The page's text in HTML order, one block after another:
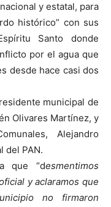
y estatal, para
histórico” con sus
Santo donde
por el agua que
desde hace casi dos
municipal de
Olivares Martínez, y
Alejandro
del PAN.
que “desmentimos
y aclaramos que
no firmaron